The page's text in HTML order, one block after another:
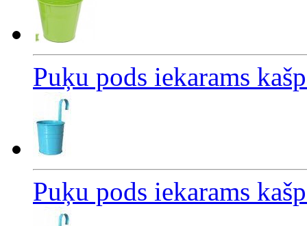
Puķu pods iekarams
Puķu pods iekarams